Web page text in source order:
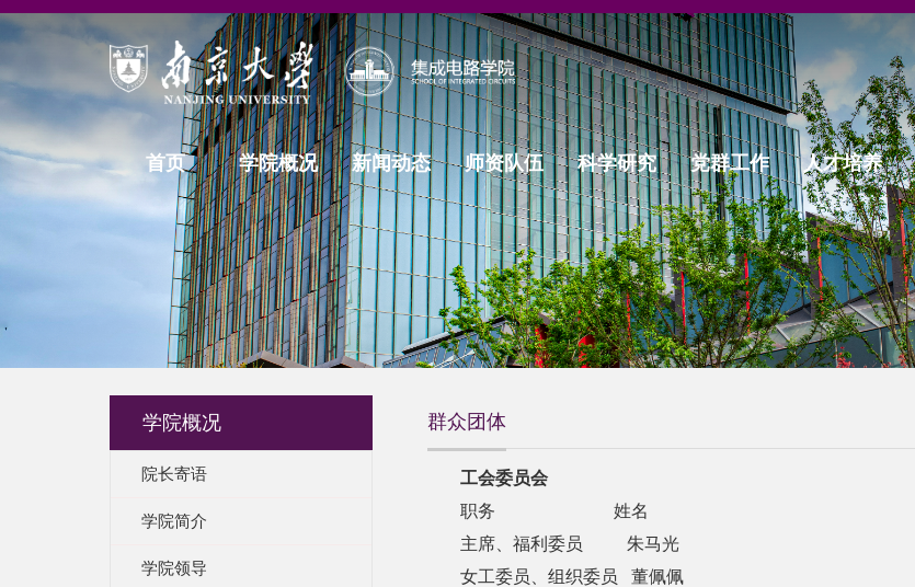
首页 学院概况 新闻动态 师资队伍 科学研究 党群工作 人才培养
学院概况
院长寄语
学院简介
学院领导
群众团体
工会委员会
职务
姓名
主席、福利委员
朱马光
女工委员、组织委员
董佩佩